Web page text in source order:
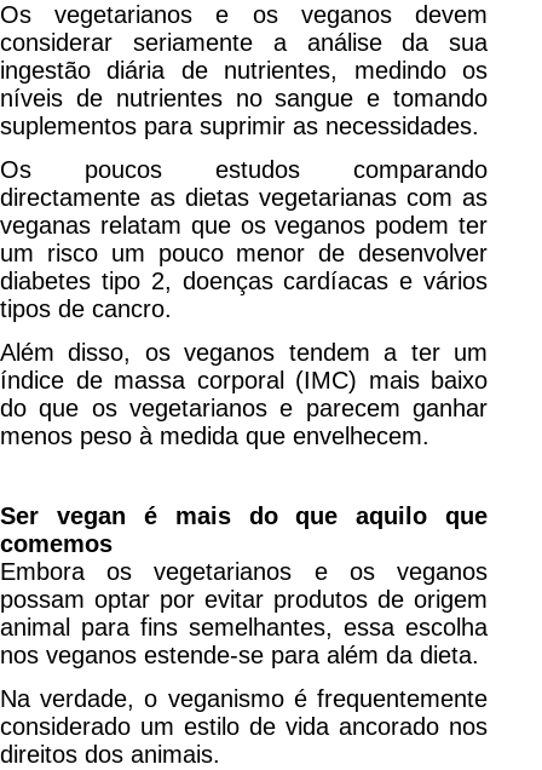
Os vegetarianos e os veganos devem
considerar seriamente a análise da sua
ingestão diária de nutrientes, medindo os
níveis de nutrientes no sangue e tomando
suplementos para suprimir as necessidades.
Os poucos estudos comparando
directamente as dietas vegetarianas com as
veganas relatam que os veganos podem ter
um risco um pouco menor de desenvolver
diabetes tipo 2, doenças cardíacas e vários
tipos de cancro.
Além disso, os veganos tendem a ter um
índice de massa corporal (IMC) mais baixo
do que os vegetarianos e parecem ganhar
menos peso à medida que envelhecem.
Ser vegan é mais do que aquilo que
comemos
Embora os vegetarianos e os veganos
possam optar por evitar produtos de origem
animal para fins semelhantes, essa escolha
nos veganos estende-se para além da dieta.
Na verdade, o veganismo é frequentemente
considerado um estilo de vida ancorado nos
direitos dos animais.